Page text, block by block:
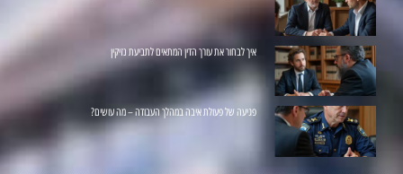
איך לבחור את עורך הדין המתאים לתביעת נזיקין
פגיעה של פעולת איבה במהלך העבודה – מה עושים?